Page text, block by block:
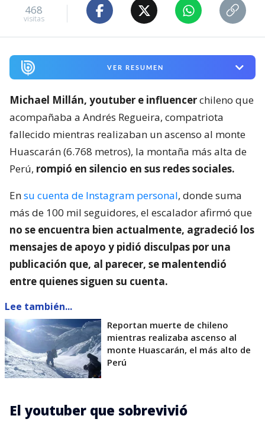
468
visitas
VER RESUMEN
Michael Millán, youtuber e influencerchileno que
acompañaba a Andrés Regueira, compatriota
fallecido mientras realizaban un ascenso al monte
Huascarán (6.768 metros), la montaña más alta de
Perú, rompió en silencio en sus redes sociales.
Ensu cuenta de Instagram personal, donde suma
más de 100 mil seguidores, el escalador afirmó que
no se encuentra bien actualmente, agradeció los
mensajes de apoyo y pidió disculpas por una
publicación que, al parecer, se malentendió
entre quienes siguen su cuenta.
Lee también...
Reportan muerte de chileno
mientras realizaba ascenso al
monte Huascarán, el más alto de
Perú
El youtuber que sobrevivió